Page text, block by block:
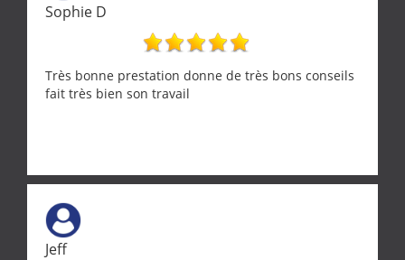
Sophie D
Très bonne prestation donne de très bons conseils
fait très bien son travail
Jeff